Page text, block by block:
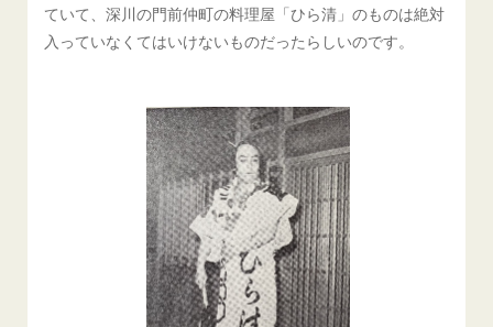
ていて、深川の門前仲町の料理屋「ひら清」のものは絶対
入っていなくてはいけないものだったらしいのです。